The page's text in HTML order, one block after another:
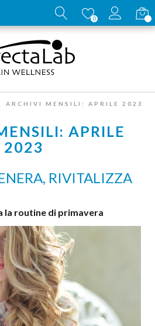
0
ARCHIVI MENSILI: APRILE 2023
APRILE
2023
RIVITALIZZA
la routine di primavera